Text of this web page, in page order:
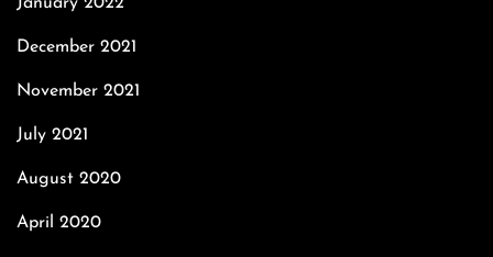
December 2021
November 2021
July 2021
August 2020
April 2020